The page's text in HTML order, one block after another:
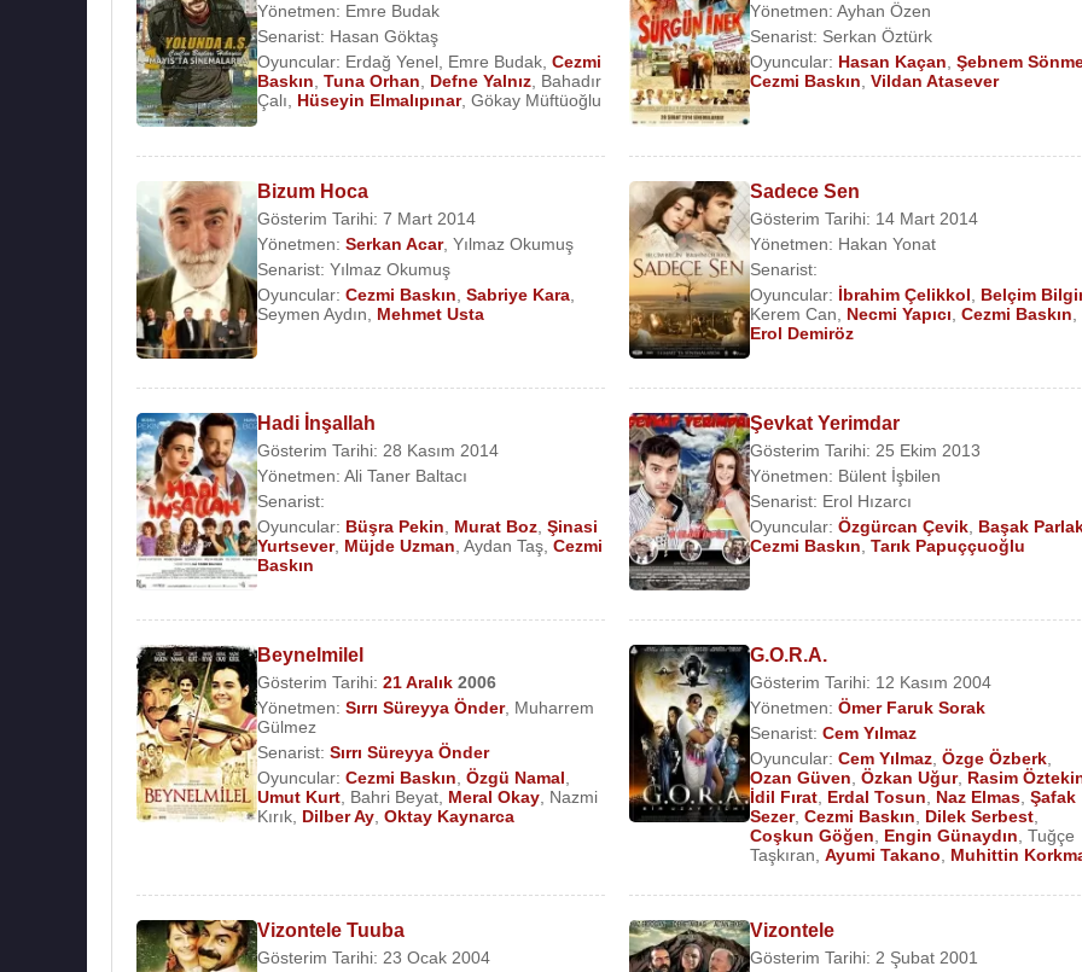
Yönetmen: Emre Budak
Senarist: Hasan Göktaş
Oyuncular: Erdağ Yenel, Emre Budak, Cezmi
Baskın, Tuna Orhan, Defne Yalnız, Bahadır
Çalı, Hüseyin Elmalıpınar, Gökay Müftüoğlu
Yönetmen:Ayhan Özen
Senarist: Serkan Öztürk
Oyuncular: Hasan Kaçan,Şebnem
Cezmi Baskın,Vildan Atasever
Bizum Hoca
Gösterim Tarihi: 7 Mart 2014
Yönetmen: Serkan Acar, Yılmaz Okumuş
Senarist: Yılmaz Okumuş
Oyuncular: Cezmi Baskın Sabriye Kara
Seymen Aydın
Mehmet Usta
Sadece Sen
Gösterim Tarihi: 14 Mart 2014
Yönetmen: Hakan Yonat
Senarist:
Oyuncular: İbrahim Çelikkol Belçim
Kerem Can
Necmi Yapıcı ,Cezmi Baskın
Erol Demiröz
Hadi İnşallah
Gösterim Tarihi: 28 Kasım 2014
Yönetmen: Ali Taner Baltacı
Senarist:
Oyuncular: Büşra Pekin Murat Boz Şinasi
Yurtsever, Müjde Uzman Aydan Taş Cezmi
Baskın
Şevkat Yerimdar
Gösterim Tarihi: 25 Ekim 2013
Yönetmen: Bülent İşbilen
Senarist: Erol Hızarcı
Oyuncular:Özgürcan Çevik Başak
Cezmi Baskın ,Tarık Papuççuoğlu
Beynelmilel
Gösterim Tarihi: 21 Aralık 2006
Yönetmen: Sırrı Süreyya Önder, Muharrem
Gülmez
Senarist: Sırrı Süreyya Önder
Oyuncular: Cezmi Baskın Özgü Namal
Umut Kurt Bahri Beyat Meral Okay Nazmi
Kırık Dilber Ay Oktay Kaynarca
G.O.R.A.
Gösterim Tarihi: 12 Kasım 2004
Yönetmen:Ömer Faruk Sorak
Senarist:Cem Yılmaz
Oyuncular:Cem Yılmaz ,Özge Özberk
Ozan Güven ,Özkan Uğur, Rasim
İdil Fırat Erdal Tosun Naz Elmas ,Şafak
Sezer,Cezmi Baskın Dilek Serbest
Coşkun Göğen
Engin Günaydın ,Tuğçe
Taşkıran ,Ayumi Takano Muhittin
Vizontele Tuuba
Gösterim Tarihi: 23 Ocak 2004
Vizontele
Gösterim Tarihi: 2 Şubat 2001